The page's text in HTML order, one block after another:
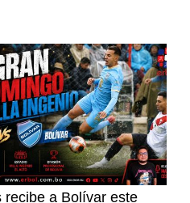
recibe a Bolívar este